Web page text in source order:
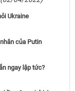
Ukraine
của Putin
ngay lập tức?